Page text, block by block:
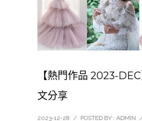
【熱門作品 2023-
文分享
2023-12-28 / POSTED BY : ADMIN